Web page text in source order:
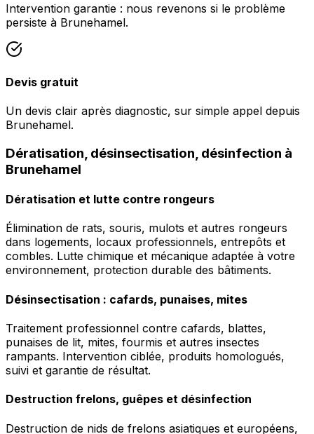
Intervention garantie : nous revenons si le problème
persiste à Brunehamel.
Devis gratuit
Un devis clair après diagnostic, sur simple appel depuis
Brunehamel.
Dératisation, désinsectisation, désinfection à
Brunehamel
Dératisation et lutte contre rongeurs
Élimination de rats, souris, mulots et autres rongeurs
dans logements, locaux professionnels, entrepôts et
combles. Lutte chimique et mécanique adaptée à votre
environnement, protection durable des bâtiments.
Désinsectisation : cafards, punaises, mites
Traitement professionnel contre cafards, blattes,
punaises de lit, mites, fourmis et autres insectes
rampants. Intervention ciblée, produits homologués,
suivi et garantie de résultat.
Destruction frelons, guêpes et désinfection
Destruction de nids de frelons asiatiques et européens,